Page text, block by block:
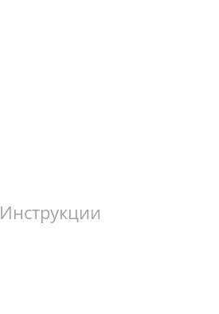
Инструкции